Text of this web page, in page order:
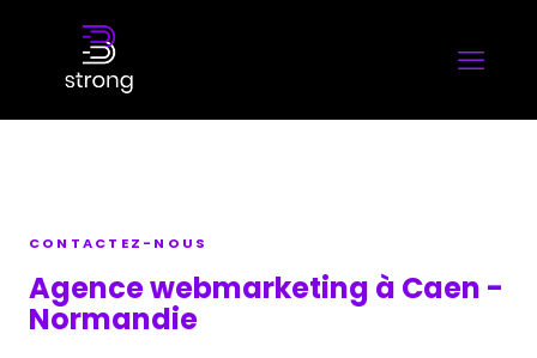
CONTACTEZ-NOUS
Agence webmarketing à Caen -
Normandie